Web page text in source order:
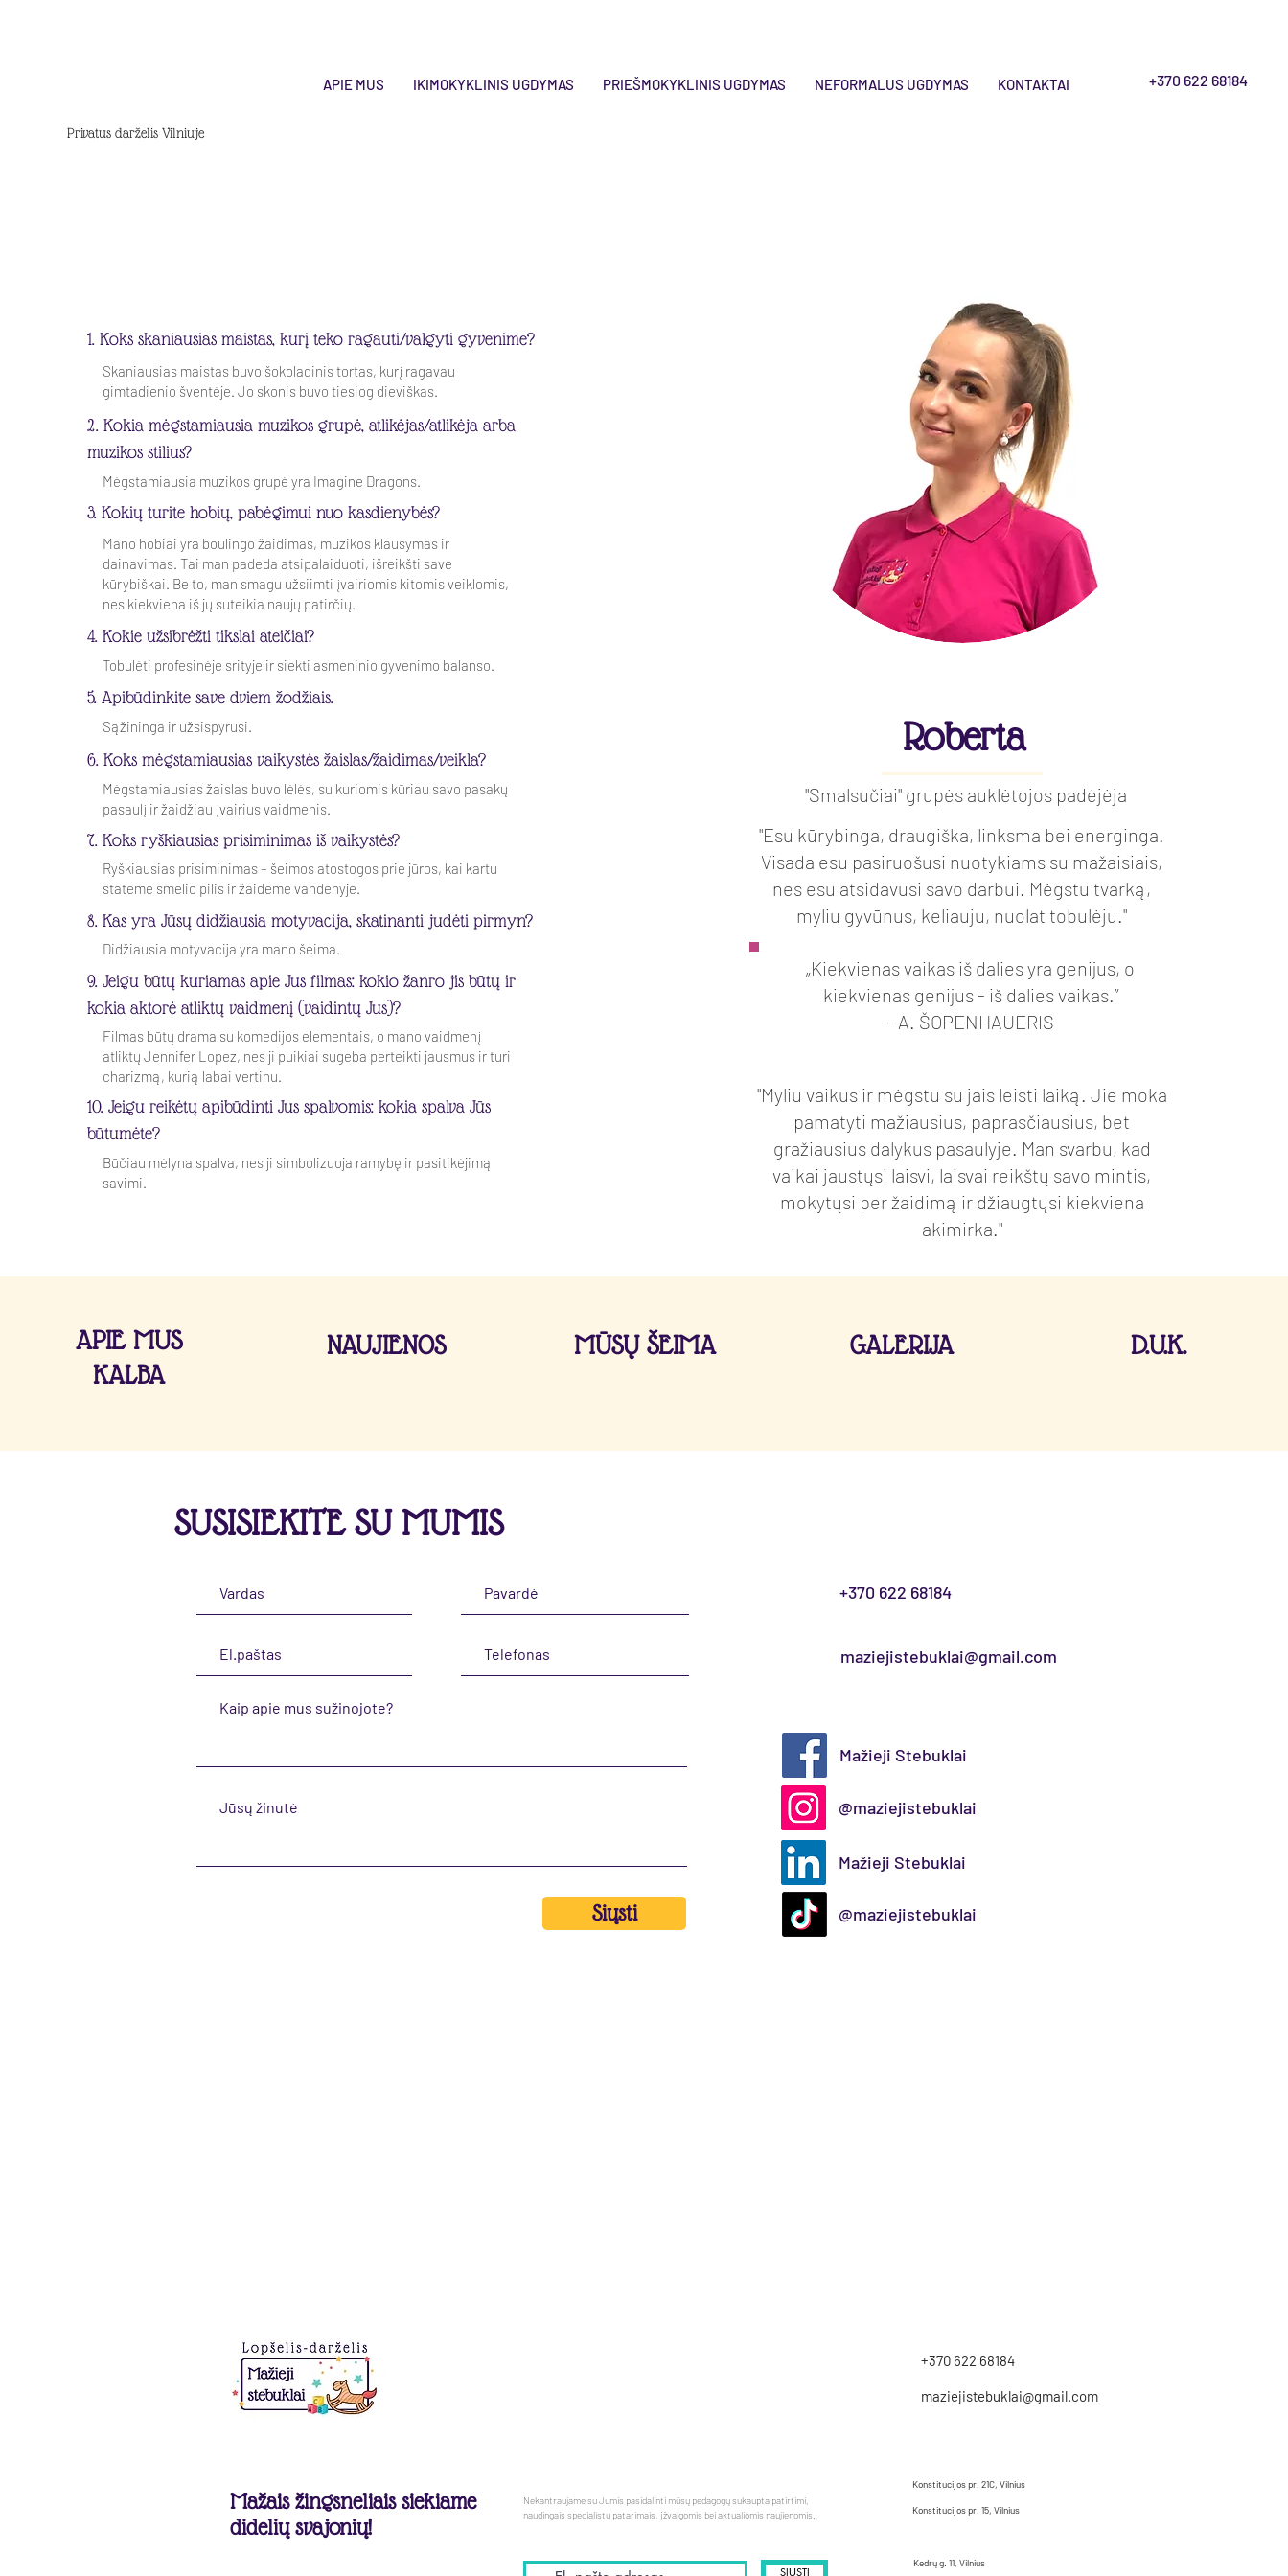
Privatus darželis Vilniuje
APIE MUS IKIMOKYKLINIS UGDYMAS PRIEŠMOKYKLINIS UGDYMAS NEFORMALUS UGDYMAS KONTAKTAI +370 622 68184
1. Koks skaniausias maistas, kurį teko ragauti/valgyti gyvenime?
Skaniausias maistas buvo šokoladinis tortas, kurį ragavau
gimtadienio šventėje. Jo skonis buvo tiesiog dieviškas.
2. Kokia mėgstamiausia muzikos grupė, atlikėjas/atlikėja arba
muzikos stilius?
Mėgstamiausia muzikos grupė yra Imagine Dragons.
3. Kokių turite hobių, pabėgimui nuo kasdienybės?
Mano hobiai yra boulingo žaidimas, muzikos klausymas ir
dainavimas. Tai man padeda atsipalaiduoti, išreikšti save
kūrybiškai. Be to, man smagu užsiimti įvairiomis kitomis veiklomis,
nes kiekviena iš jų suteikia naujų patirčių.
4. Kokie užsibrėžti tikslai ateičiai?
Tobulėti profesinėje srityje ir siekti asmeninio gyvenimo balanso.
5. Apibūdinkite save dviem žodžiais.
Sąžininga ir užsispyrusi.
6. Koks mėgstamiausias vaikystės žaislas/žaidimas/veikla?
Mėgstamiausias žaislas buvo lėlės, su kuriomis kūriau savo pasakų
pasaulį ir žaidžiau įvairius vaidmenis.
7. Koks ryškiausias prisiminimas iš vaikystės?
Ryškiausias prisiminimas – šeimos atostogos prie jūros, kai kartu
statėme smėlio pilis ir žaidėme vandenyje.
8. Kas yra Jūsų didžiausia motyvacija, skatinanti judėti pirmyn?
Didžiausia motyvacija yra mano šeima.
9. Jeigu būtų kuriamas apie Jus filmas: kokio žanro jis būtų ir
kokia aktorė atliktų vaidmenį (vaidintų Jus)?
Filmas būtų drama su komedijos elementais, o mano vaidmenį
atliktų Jennifer Lopez, nes ji puikiai sugeba perteikti jausmus ir turi
charizmą, kurią labai vertinu.
10. Jeigu reikėtų apibūdinti Jus spalvomis: kokia spalva Jūs
būtumėte?
Būčiau mėlyna spalva, nes ji simbolizuoja ramybę ir pasitikėjimą
savimi.
Roberta
"Smalsučiai" grupės auklėtojos padėjėja
"Esu kūrybinga, draugiška, linksma bei energinga.
Visada esu pasiruošusi nuotykiams su mažaisiais,
nes esu atsidavusi savo darbui. Mėgstu tvarką,
myliu gyvūnus, keliauju, nuolat tobulėju."
„Kiekvienas vaikas iš dalies yra genijus, o
kiekvienas genijus - iš dalies vaikas.”
- A. ŠOPENHAUERIS
"Myliu vaikus ir mėgstu su jais leisti laiką. Jie moka
pamatyti mažiausius, paprasčiausius, bet
gražiausius dalykus pasaulyje. Man svarbu, kad
vaikai jaustųsi laisvi, laisvai reikštų savo mintis,
mokytųsi per žaidimą ir džiaugtųsi kiekviena
akimirka."
APIE MUS
KALBA
NAUJIENOS MŪSŲ ŠEIMA GALERIJA D.U.K.
SUSISIEKITE SU MUMIS
Siųsti
+370 622 68184
maziejistebuklai@gmail.com
Mažieji Stebuklai
@maziejistebuklai
Mažieji Stebuklai
@maziejistebuklai
+370 622 68184
maziejistebuklai@gmail.com
Mažais žingsneliais siekiame
didelių svajonių!
Nekantraujame su Jumis pasidalinti mūsų pedagogų sukaupta patirtimi,
naudingais specialistų patarimais, įžvalgomis bei aktualiomis naujienomis.
SIŲSTI
Konstitucijos pr. 21C, Vilnius
Konstitucijos pr. 15, Vilnius
Kedrų g. 11, Vilnius